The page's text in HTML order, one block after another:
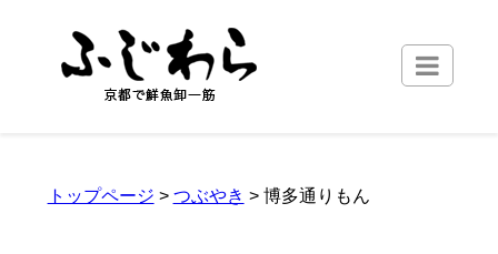
トップページ > つぶやき > 博多通りもん